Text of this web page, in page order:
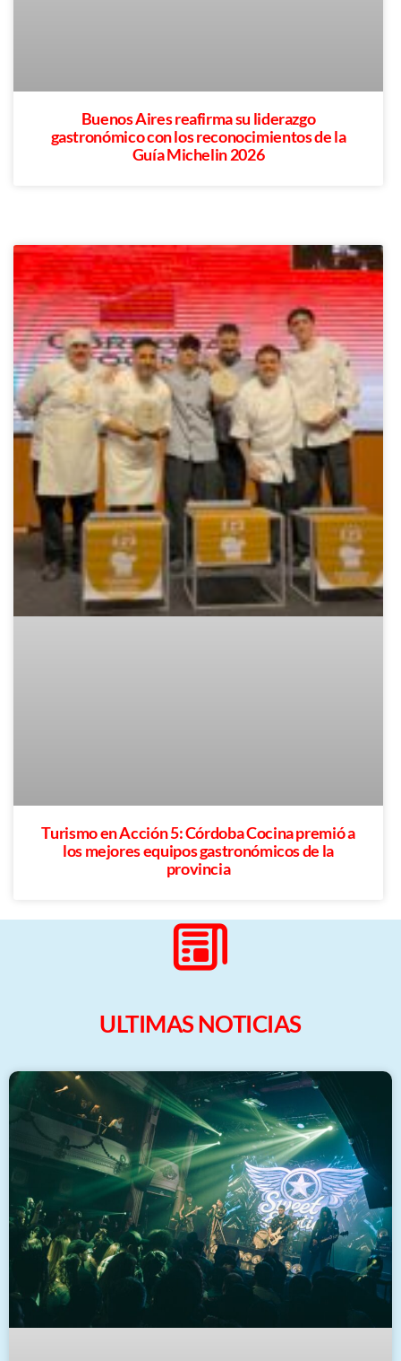
Buenos Aires reafirma su liderazgo
gastronómico con los reconocimientos de la
Guía Michelin 2026
Turismo en Acción 5: Córdoba Cocina premió a
los mejores equipos gastronómicos de la
provincia
ULTIMAS NOTICIAS